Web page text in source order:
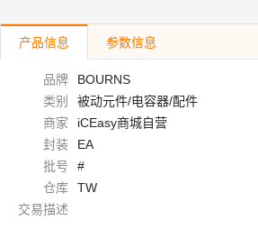
产品信息 参数信息
品牌
BOURNS
类别
被动元件/电容器/配件
商家
iCEasy商城自营
封装
EA
批号
#
仓库
TW
交易描述